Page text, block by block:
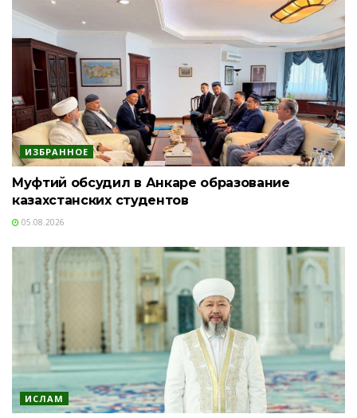
ИЗБРАННОЕ
Муфтий обсудил в Анкаре образование
казахстанских студентов
05.08.2026
ИСЛАМ